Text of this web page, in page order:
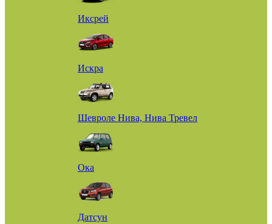
Иксрей
Искра
Шевроле Нива, Нива Тревел
Ока
Датсун